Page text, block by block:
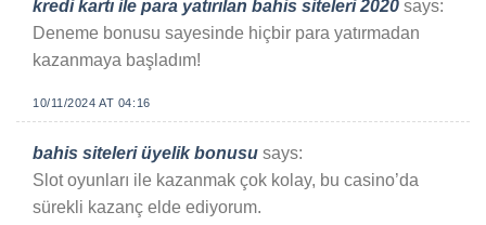
kredi kartı ile para yatırılan bahis siteleri 2020 says:
Deneme bonusu sayesinde hiçbir para yatırmadan
kazanmaya başladım!
10/11/2024 AT 04:16
bahis siteleri üyelik bonusu says:
Slot oyunları ile kazanmak çok kolay, bu casino’da
sürekli kazanç elde ediyorum.